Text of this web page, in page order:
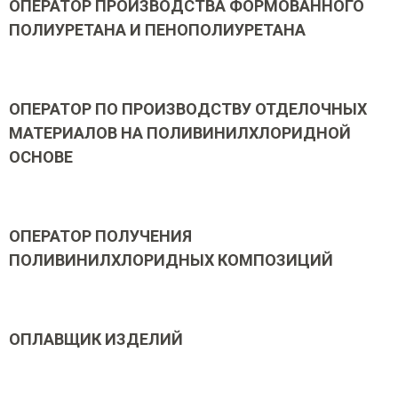
ОПЕРАТОР ПРОИЗВОДСТВА ФОРМОВАННОГО
ПОЛИУРЕТАНА И ПЕНОПОЛИУРЕТАНА
ОПЕРАТОР ПО ПРОИЗВОДСТВУ ОТДЕЛОЧНЫХ
МАТЕРИАЛОВ НА ПОЛИВИНИЛХЛОРИДНОЙ
ОСНОВЕ
ОПЕРАТОР ПОЛУЧЕНИЯ
ПОЛИВИНИЛХЛОРИДНЫХ КОМПОЗИЦИЙ
ОПЛАВЩИК ИЗДЕЛИЙ